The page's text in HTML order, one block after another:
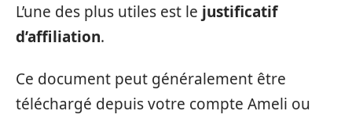
L’une des plus utiles est le justificatif
d’affiliation.
Ce document peut généralement être
téléchargé depuis votre compte Ameli ou